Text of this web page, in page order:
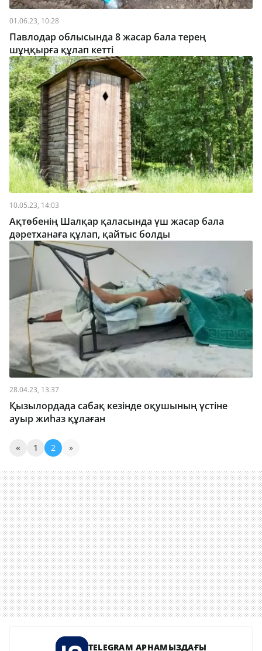
01.06.23, 10:28
Павлодар облысында 8 жасар бала терең
шұңқырға құлап кетті
10.05.23, 14:03
Ақтөбенің Шалқар қаласында үш жасар бала
дәретханаға құлап, қайтыс болды
28.04.23, 13:37
Қызылордада сабақ кезінде оқушының үстіне
ауыр жиһаз құлаған
« 1 2 »